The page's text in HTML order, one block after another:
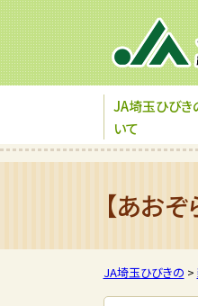
JA埼玉ひびき
いて
【あお
JA埼玉ひびきの >